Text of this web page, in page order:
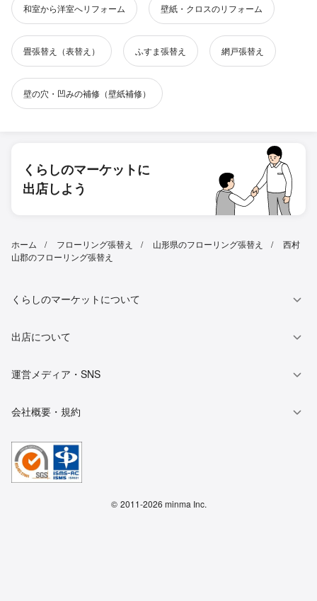
和室から洋室へリフォーム 壁紙・クロスのリフォーム
畳張替え（表替え） ふすま張替え 網戸張替え
壁の穴・凹みの補修（壁紙補修）
くらしのマーケットに
出店しよう
ホーム フローリング張替え 山形県のフローリング張替え
西村
山郡のフローリング張替え
くらしのマーケットについて
出店について
運営メディア・SNS
会社概要・規約
© 2011-2026 minma Inc.